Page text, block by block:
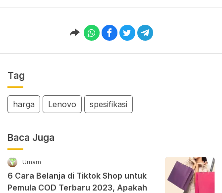
Tag
harga Lenovo spesifikasi
Baca Juga
Umam
6 Cara Belanja di Tiktok Shop untuk
Pemula COD Terbaru 2023, Apakah